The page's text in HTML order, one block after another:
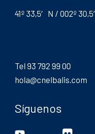
41º 33,5′ N / 002º
Tel 93 792 99 00
hola@cnelbalis.com
Síguenos